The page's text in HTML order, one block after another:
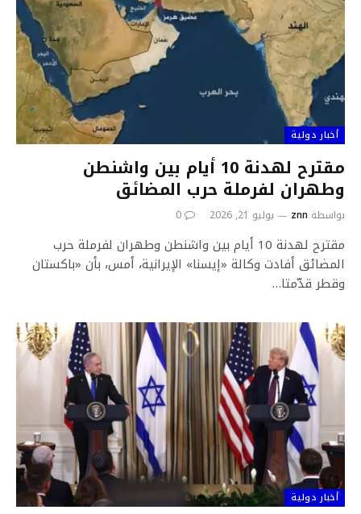
أخبار دولية
مقترح لهدنة 10 أيام بين واشنطن
وطهران لفرملة حرب المضائق
بواسطة znn يوليو 21, 2026 0
مقترح لهدنة 10 أيام بين واشنطن وطهران لفرملة حرب
المضائق أفادت وكالة «إيسنا» الإيرانية، أمس، بأن «باكستان
وقطر قدّمتا…
أخبار دولية